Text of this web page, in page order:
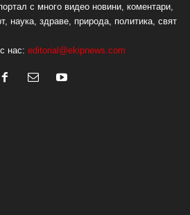
с много видео новини, коментари,
наука, здраве, природа, политика, свят
нас: editorial@ekipnews.com